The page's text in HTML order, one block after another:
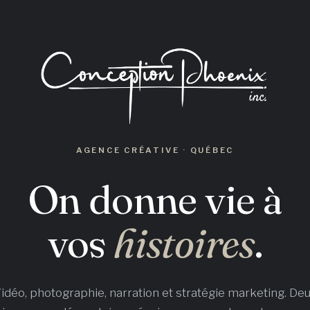
AGENCE CRÉATIVE · QUÉBEC
On donne vie à
voshistoires.
photographie, narration et stratégie marketing.